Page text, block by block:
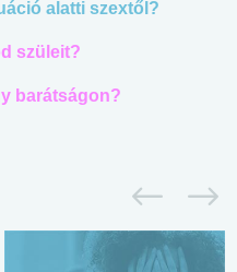
alatti szextől?
szüleit?
barátságon?